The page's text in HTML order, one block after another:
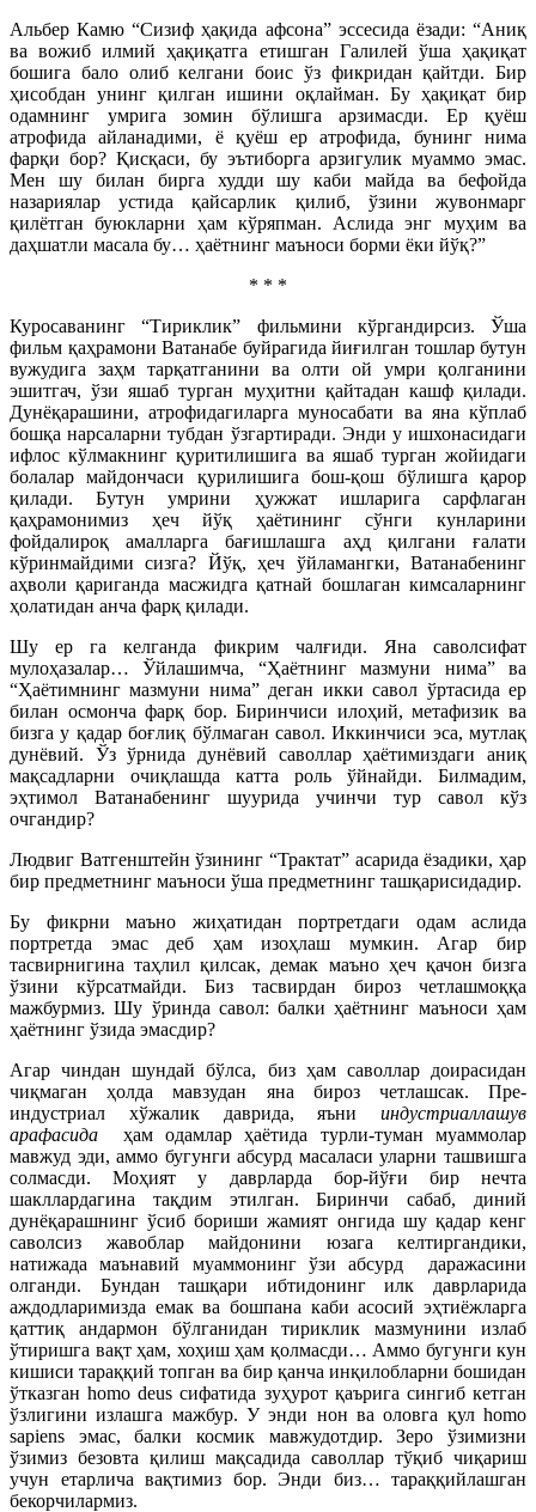
Альбер Камю “Сизиф ҳақида афсона” эссесида ёзади: “Аниқ
ва вожиб илмий ҳақиқатга етишган Галилей ўша ҳақиқат
бошига бало олиб келгани боис ўз фикридан қайтди. Бир
ҳисобдан унинг қилган ишини оқлайман. Бу ҳақиқат бир
одамнинг умрига зомин бўлишга арзимасди. Ер қуёш
атрофида айланадими, ё қуёш ер атрофида, бунинг нима
фарқи бор? Қисқаси, бу эътиборга арзигулик муаммо эмас.
Мен шу билан бирга худди шу каби майда ва бефойда
назариялар устида қайсарлик қилиб, ўзини жувонмарг
қилётган буюкларни ҳам кўряпман. Аслида энг муҳим ва
даҳшатли масала бу… ҳаётнинг маъноси борми ёки йўқ?”
* * *
Куросаванинг “Тириклик” фильмини кўргандирсиз. Ўша
фильм қаҳрамони Ватанабе буйрагида йиғилган тошлар бутун
вужудига заҳм тарқатганини ва олти ой умри қолганини
эшитгач, ўзи яшаб турган муҳитни қайтадан кашф қилади.
Дунёқарашини, атрофидагиларга муносабати ва яна кўплаб
бошқа нарсаларни тубдан ўзгартиради. Энди у ишхонасидаги
ифлос кўлмакнинг қуритилишига ва яшаб турган жойидаги
болалар майдончаси қурилишига бош-қош бўлишга қарор
қилади. Бутун умрини ҳужжат ишларига сарфлаган
қаҳрамонимиз ҳеч йўқ ҳаётининг сўнги кунларини
фойдалироқ амалларга бағишлашга аҳд қилгани ғалати
кўринмайдими сизга? Йўқ, ҳеч ўйламангки, Ватанабенинг
аҳволи қариганда масжидга қатнай бошлаган кимсаларнинг
ҳолатидан анча фарқ қилади.
Шу ер га келганда фикрим чалғиди. Яна саволсифат
мулоҳазалар… Ўйлашимча, “Ҳаётнинг мазмуни нима” ва
“Ҳаётимнинг мазмуни нима” деган икки савол ўртасида ер
билан осмонча фарқ бор. Биринчиси илоҳий, метафизик ва
бизга у қадар боғлиқ бўлмаган савол. Иккинчиси эса, мутлақ
дунёвий. Ўз ўрнида дунёвий саволлар ҳаётимиздаги аниқ
мақсадларни очиқлашда катта роль ўйнайди. Билмадим,
эҳтимол Ватанабенинг шуурида учинчи тур савол кўз
очгандир?
Людвиг Ватгенштейн ўзининг “Трактат” асарида ёзадики, ҳар
бир предметнинг маъноси ўша предметнинг ташқарисидадир.
Бу фикрни маъно жиҳатидан портретдаги одам аслида
портретда эмас деб ҳам изоҳлаш мумкин. Агар бир
тасвирнигина таҳлил қилсак, демак маъно ҳеч қачон бизга
ўзини кўрсатмайди. Биз тасвирдан бироз четлашмоққа
мажбурмиз. Шу ўринда савол: балки ҳаётнинг маъноси ҳам
ҳаётнинг ўзида эмасдир?
Агар чиндан шундай бўлса, биз ҳам саволлар доирасидан
чиқмаган ҳолда мавзудан яна бироз четлашсак. Пре-
индустриал хўжалик даврида, яъни индустриаллашув
арафасида
ҳам одамлар ҳаётида турли-туман муаммолар
мавжуд эди, аммо бугунги абсурд масаласи уларни ташвишга
солмасди. Моҳият у даврларда бор-йўғи бир нечта
шакллардагина тақдим этилган. Биринчи сабаб, диний
дунёқарашнинг ўсиб бориши жамият онгида шу қадар кенг
саволсиз жавоблар майдонини юзага келтиргандики,
натижада маънавий муаммонинг ўзи абсурд даражасини
олганди. Бундан ташқари ибтидонинг илк даврларида
аждодларимизда емак ва бошпана каби асосий эҳтиёжларга
қаттиқ андармон бўлганидан тириклик мазмунини излаб
ўтиришга вақт ҳам, хоҳиш ҳам қолмасди… Аммо бугунги кун
кишиси тараққий топган ва бир қанча инқилобларни бошидан
ўтказган homo deus сифатида зуҳурот қаърига сингиб кетган
ўзлигини излашга мажбур. У энди нон ва оловга қул homo
sapiens эмас, балки космик мавжудотдир. Зеро ўзимизни
ўзимиз безовта қилиш мақсадида саволлар тўқиб чиқариш
учун етарлича вақтимиз бор. Энди биз… тараққийлашган
бекорчилармиз.